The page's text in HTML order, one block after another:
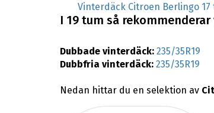
Vinterdäck Citroen Berlingo 17
I 19 tum så
Dubbade vinterdäck: 235/35R19
Dubbfria vinterdäck: 235/35R19
Nedan hittar du en selektion av